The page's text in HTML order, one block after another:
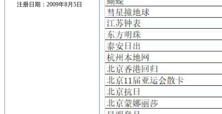
注册日期：2009年8月5日